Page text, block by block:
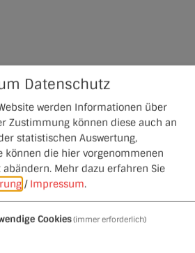
Datenschutz
werden Informationen über
Zustimmung können diese auch an
statistischen Auswertung,
können die hier vorgenommenen
abändern. Mehr dazu erfahren Sie
/ Impressum.
Cookies(immer erforderlich)